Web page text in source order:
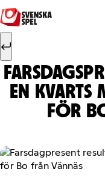
Hoppa till innehåll
Sök efter:
EN KVARTS
FÖR